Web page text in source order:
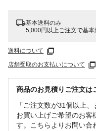
基本送料のみ
5,000円以上ご注文で基本
送料について
店舗受取のお支払いについて
商品のお見積りご注文は
「ご注文数が31個以上
お買い上げご希望のお客
す。こちらよりお問い合